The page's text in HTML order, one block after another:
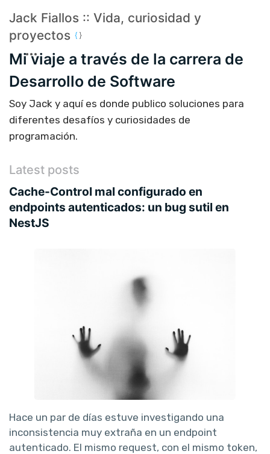
Jack Fiallos :: Vida, curiosidad y
proyectos
Mi viaje a través de la carrera de
Desarrollo de Software
Soy Jack y aquí es donde publico soluciones para
diferentes desafíos y curiosidades de
programación.
Latest posts
Cache-Control mal configurado en
endpoints autenticados: un bug sutil en
NestJS
Hace un par de días estuve investigando una
inconsistencia muy extraña en un endpoint
autenticado. El mismo request, con el mismo token,